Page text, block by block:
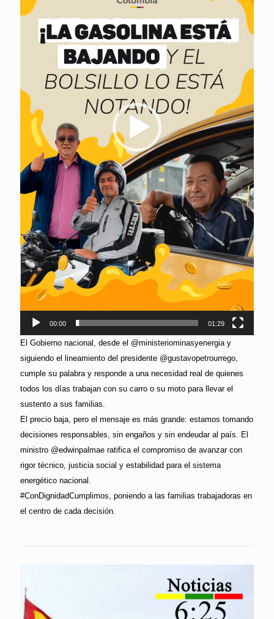
00:00 01:29
El Gobierno nacional, desde el @ministeriominasyenergia y
siguiendo el lineamiento del presidente @gustavopetrourrego,
cumple su palabra y responde a una necesidad real de quienes
todos los días trabajan con su carro o su moto para llevar el
sustento a sus familias.
El precio baja, pero el mensaje es más grande: estamos tomando
decisiones responsables, sin engaños y sin endeudar al país. El
ministro @edwinpalmae ratifica el compromiso de avanzar con
rigor técnico, justicia social y estabilidad para el sistema
energético nacional.
#ConDignidadCumplimos, poniendo a las familias trabajadoras en
el centro de cada decisión.